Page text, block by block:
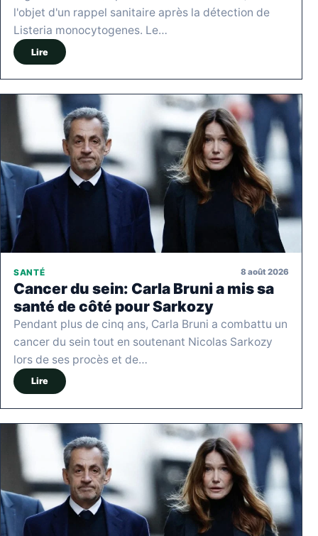
l'objet d'un rappel sanitaire après la détection de
Listeria monocytogenes. Le…
Lire
SANTÉ 8 août 2026
Cancer du sein: Carla Bruni a mis sa
santé de côté pour Sarkozy
Pendant plus de cinq ans, Carla Bruni a combattu un
cancer du sein tout en soutenant Nicolas Sarkozy
lors de ses procès et de…
Lire